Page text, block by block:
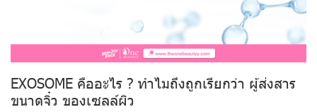
EXOSOME คืออะไร ? ทำไมถึงถูกเรียกว่า ผู้ส่งสาร
ขนาดจิ๋ว ของเซลล์ผิว